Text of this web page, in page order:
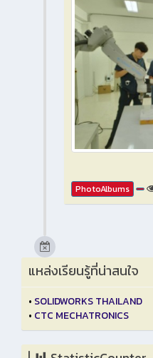
PhotoAlbums
แหล่งเรียนรู้ที่น่าสนใจ
• SOLIDWORKS THAILAND
• CTC MECHATRONICS